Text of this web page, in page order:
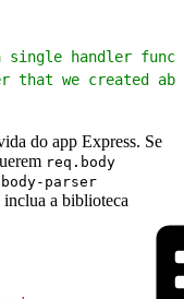
single handler
that we created
do app Express. Se
req.body
body-parser
inclua a biblioteca